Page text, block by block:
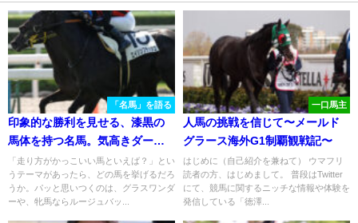
「名馬」を語る
印象的な勝利を見せる、漆黒の
馬体を持つ名馬。気高きダービ
ー馬、エイシンフラッシュ。
「走り方がかっこいい馬といえば？」とい
うテーマがあったら、どの馬を挙げるだろ
うか。パッと思いつくのは、グラスワンダ
ーや、牝馬ならルージュバッ...
一口馬主
人馬の挑戦を信じて〜メールド
グラース海外G1制覇観戦記〜
はじめに（自己紹介を兼ねて） ウマフリ
読者の方、はじめまして。 普段はTwitter
にて、競馬に関するニッチな情報や体験を
発信している「徳澤...